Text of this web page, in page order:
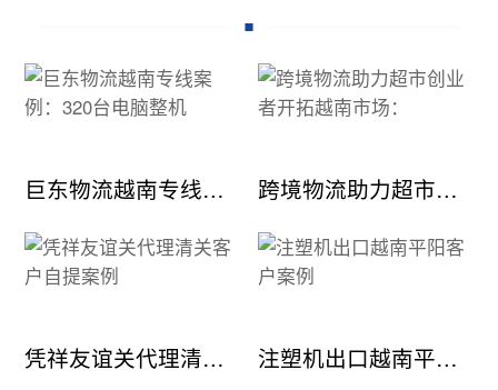
巨东物流越南专线案例：320台电脑整机 跨境物流助力超市创业者开拓越南市场：
凭祥友谊关代理清关客户自提案例 注塑机出口越南平阳客户案例